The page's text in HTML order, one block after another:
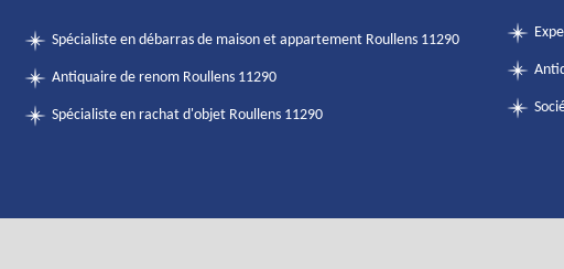
Spécialiste en débarras de maison et appartement Roullens 11290
Antiquaire de renom Roullens 11290
Spécialiste en rachat d'objet Roullens 11290